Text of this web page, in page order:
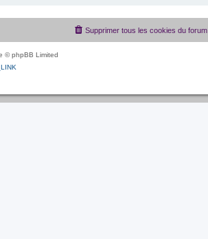
Supprimer tous les cookies du forum
© phpBB Limited